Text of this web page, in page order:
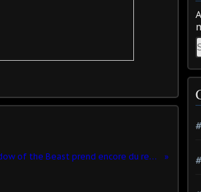
Shadow of the Beast prend encore du retard